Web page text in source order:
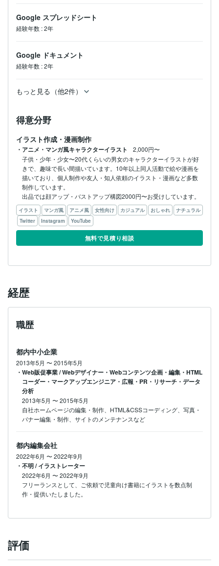
Google スプレッドシート
経験年数 :2年
Google ドキュメント
経験年数 :2年
もっと見る（他2件）
得意分野
イラスト作成・漫画制作
・アニメ・マンガ風キャラクターイラスト
2,000円〜
子供・少年・少女〜20代くらいの男女のキャラクターイラストが好
きで、趣味で長い間描いています。10年以上同人活動で絵や漫画を
描いており、個人制作や友人・知人依頼のイラスト・漫画など多数
制作しています。
出品では顔アップ・バストアップ構図2000円〜お受けしています。
イラスト マンガ風 アニメ風 女性向け カジュアル おしゃれ
ナチュラル
Twitter
Instagram YouTube
無料で見積り相談
経歴
職歴
都内中小企業
2013年5月 〜2015年5月
・Web販促事業 / Webデザイナー・Webコンテンツ企画・編集・HTML
コーダー・マークアップエンジニア・広報・PR・リサーチ・データ
分析
2013年5月 〜2015年5月
自社ホームページの編集・制作、HTML&CSSコーディング、写真・
バナー編集・制作、サイトのメンテナンスなど
都内編集会社
2022年6月 〜2022年9月
・不明 / イラストレーター
2022年6月 〜2022年9月
フリーランスとして、ご依頼で児童向け書籍にイラストを数点制
評価